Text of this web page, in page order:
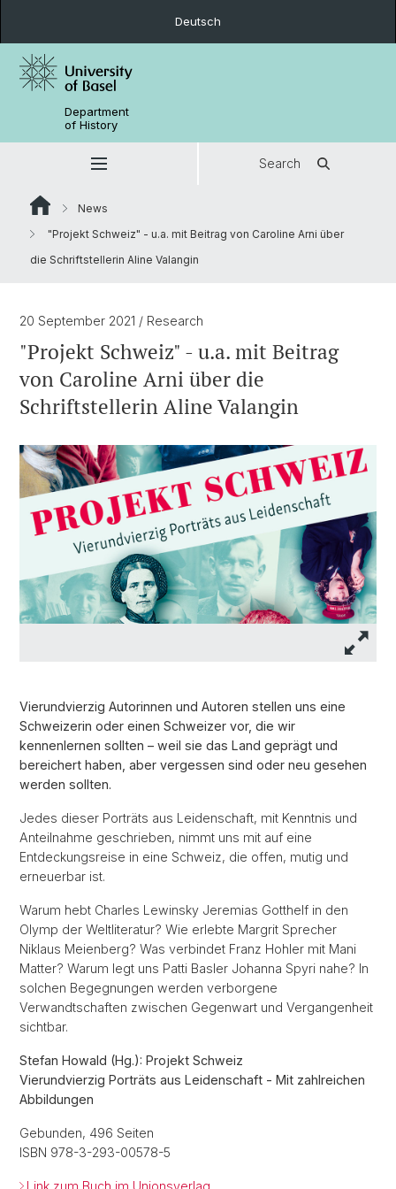
Deutsch
Department
of History
Search
News
"Projekt Schweiz" - u.a. mit Beitrag von Caroline Arni über
die Schriftstellerin Aline Valangin
20 September 2021 / Research
"Projekt Schweiz" - u.a. mit Beitrag
von Caroline Arni über die
Schriftstellerin Aline Valangin
Vierundvierzig Autorinnen und Autoren stellen uns eine
Schweizerin oder einen Schweizer vor, die wir
kennenlernen sollten – weil sie das Land geprägt und
bereichert haben, aber vergessen sind oder neu gesehen
werden sollten.
Jedes dieser Porträts aus Leidenschaft, mit Kenntnis und
Anteilnahme geschrieben, nimmt uns mit auf eine
Entdeckungsreise in eine Schweiz, die offen, mutig und
erneuerbar ist.
Warum hebt Charles Lewinsky Jeremias Gotthelf in den
Olymp der Weltliteratur? Wie erlebte Margrit Sprecher
Niklaus Meienberg? Was verbindet Franz Hohler mit Mani
Matter? Warum legt uns Patti Basler Johanna Spyri nahe? In
solchen Begegnungen werden verborgene
Verwandtschaften zwischen Gegenwart und Vergangenheit
sichtbar.
Stefan Howald (Hg.): Projekt Schweiz
Vierundvierzig Porträts aus Leidenschaft - Mit zahlreichen
Abbildungen
Gebunden, 496 Seiten
ISBN 978-3-293-00578-5
Link zum Buch im Unionsverlag